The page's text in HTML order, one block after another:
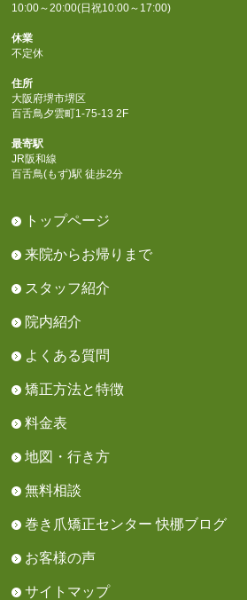
10:00～20:00(日祝10:00～17:00)
休業
不定休
住所
大阪府堺市堺区
百舌鳥夕雲町1-75-13 2F
最寄駅
JR阪和線
百舌鳥(もず)駅 徒歩2分
トップページ
来院からお帰りまで
スタッフ紹介
院内紹介
よくある質問
矯正方法と特徴
料金表
地図・行き方
無料相談
巻き爪矯正センター 快梛ブログ
お客様の声
サイトマップ